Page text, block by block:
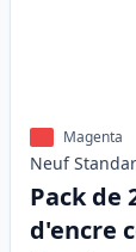
Magenta
Neuf
Pack de
d'encre